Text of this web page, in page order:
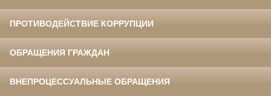
ПРОТИВОДЕЙСТВИЕ КОРРУПЦИИ
ОБРАЩЕНИЯ ГРАЖДАН
ВНЕПРОЦЕССУАЛЬНЫЕ ОБРАЩЕНИЯ